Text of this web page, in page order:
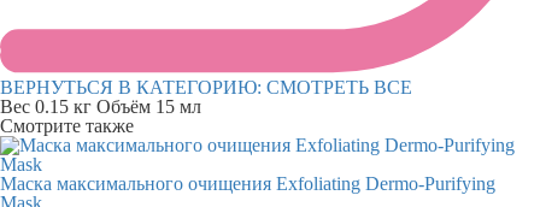
ВЕРНУТЬСЯ В КАТЕГОРИЮ: СМОТРЕТЬ ВСЕ
Вес 0.15 кг Объём 15 мл
Смотрите также
Маска максимального очищения Exfoliating Dermo-Purifying
Mask